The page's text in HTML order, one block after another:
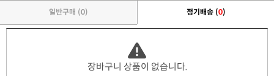
일반구매 (0) 정기배송 (0)
장바구니 상품이 없습니다.